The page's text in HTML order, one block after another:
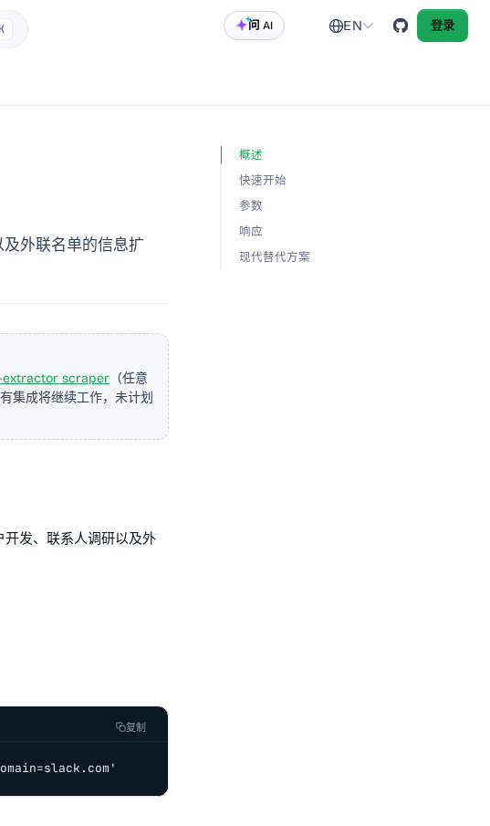
问 AI EN 登录
外联名单的信息扩
extractor scraper （任意
集成将继续工作，未计划
发、联系人调研以及外
复制
概述
快速开始
参数
响应
现代替代方案